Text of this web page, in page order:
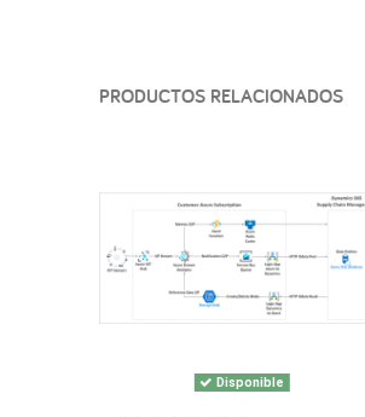
PRODUCTOS RELACIONADOS
Disponible